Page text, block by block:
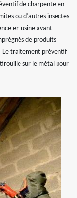
de charpente en
ou d’autres insectes
en usine avant
de produits
Le traitement préventif
sur le métal pour